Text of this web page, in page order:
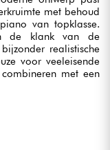
met behoud
van topklasse.
de klank van de
realistische
voor veeleisende
met een